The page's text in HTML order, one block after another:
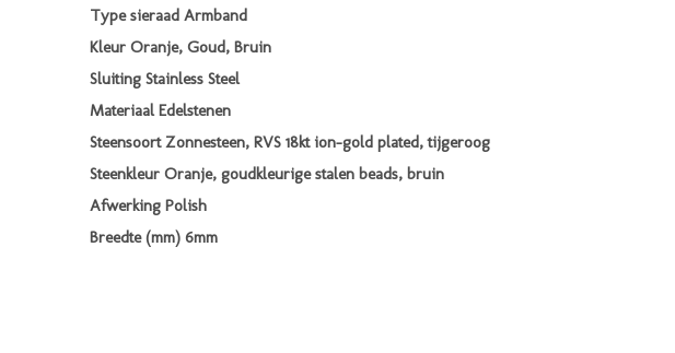
Type sieraad Armband
Kleur Oranje, Goud, Bruin
Sluiting Stainless Steel
Materiaal Edelstenen
Steensoort Zonnesteen, RVS 18kt ion-gold plated, tijgeroog
Steenkleur Oranje, goudkleurige stalen beads, bruin
Afwerking Polish
Breedte (mm) 6mm